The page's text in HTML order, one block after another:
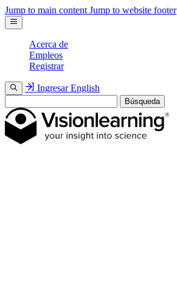
Jump to main content Jump to website footer
Acerca de
Empleos
Registrar
Ingresar English
Búsqueda